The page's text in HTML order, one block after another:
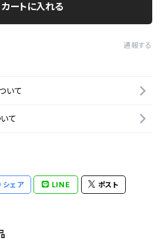
カートに入れる
通報する
いて
て
シェア LINE ポスト